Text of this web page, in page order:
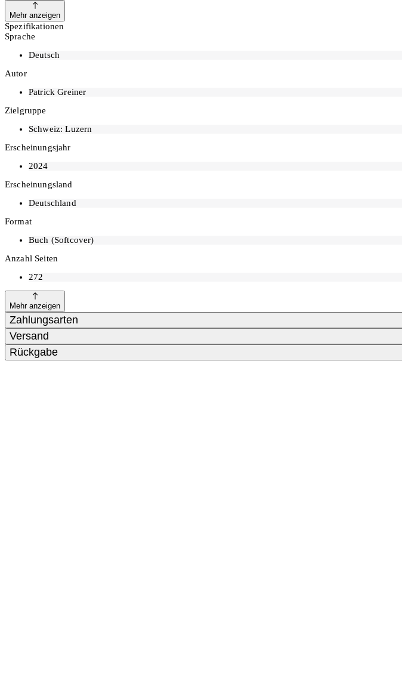
Mehr anzeigen
Spezifikationen
Sprache
Deutsch
Autor
Patrick Greiner
Zielgruppe
Schweiz: Luzern
Erscheinungsjahr
2024
Erscheinungsland
Deutschland
Format
Buch (Softcover)
Anzahl Seiten
272
Mehr anzeigen
Zahlungsarten
Versand
Rückgabe